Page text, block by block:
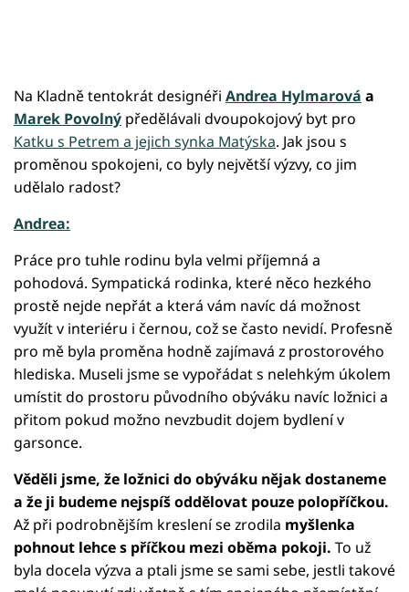
Na Kladně tentokrát designéři Andrea Hylmarová a
Marek Povolný předělávali dvoupokojový byt pro
Katku s Petrem a jejich synka Matýska. Jak jsou s
proměnou spokojeni, co byly největší výzvy, co jim
udělalo radost?
Andrea:
Práce pro tuhle rodinu byla velmi příjemná a
pohodová. Sympatická rodinka, které něco hezkého
prostě nejde nepřát a která vám navíc dá možnost
využít v interiéru i černou, což se často nevidí. Profesně
pro mě byla proměna hodně zajímavá z prostorového
hlediska. Museli jsme se vypořádat s nelehkým úkolem
umístit do prostoru původního obýváku navíc ložnici a
přitom pokud možno nevzbudit dojem bydlení v
garsonce.
Věděli jsme, že ložnici do obýváku nějak dostaneme
a že ji budeme nejspíš oddělovat pouze polopříčkou.
Až při podrobnějším kreslení se zrodila myšlenka
pohnout lehce s příčkou mezi oběma pokoji. To už
byla docela výzva a ptali jsme se sami sebe, jestli takové